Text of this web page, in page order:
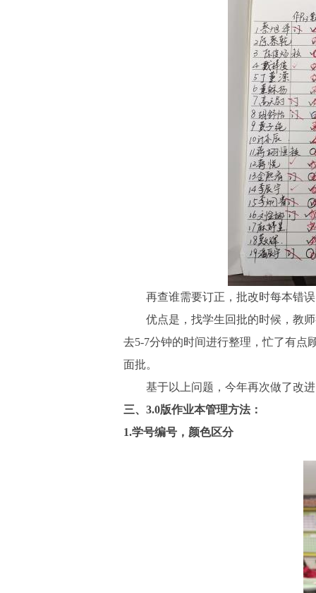
再查谁需要订正，批改时每本错
优点是，找学生回批的时候，教
去5-7分钟的时间进行整理，忙了有点
面批。
基于以上问题，今年再次做了改
三、 3.0版作业本管理方法 ：
1.学号编号，颜色区分